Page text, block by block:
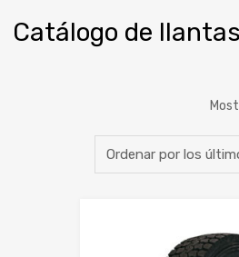
Catálogo de llantas